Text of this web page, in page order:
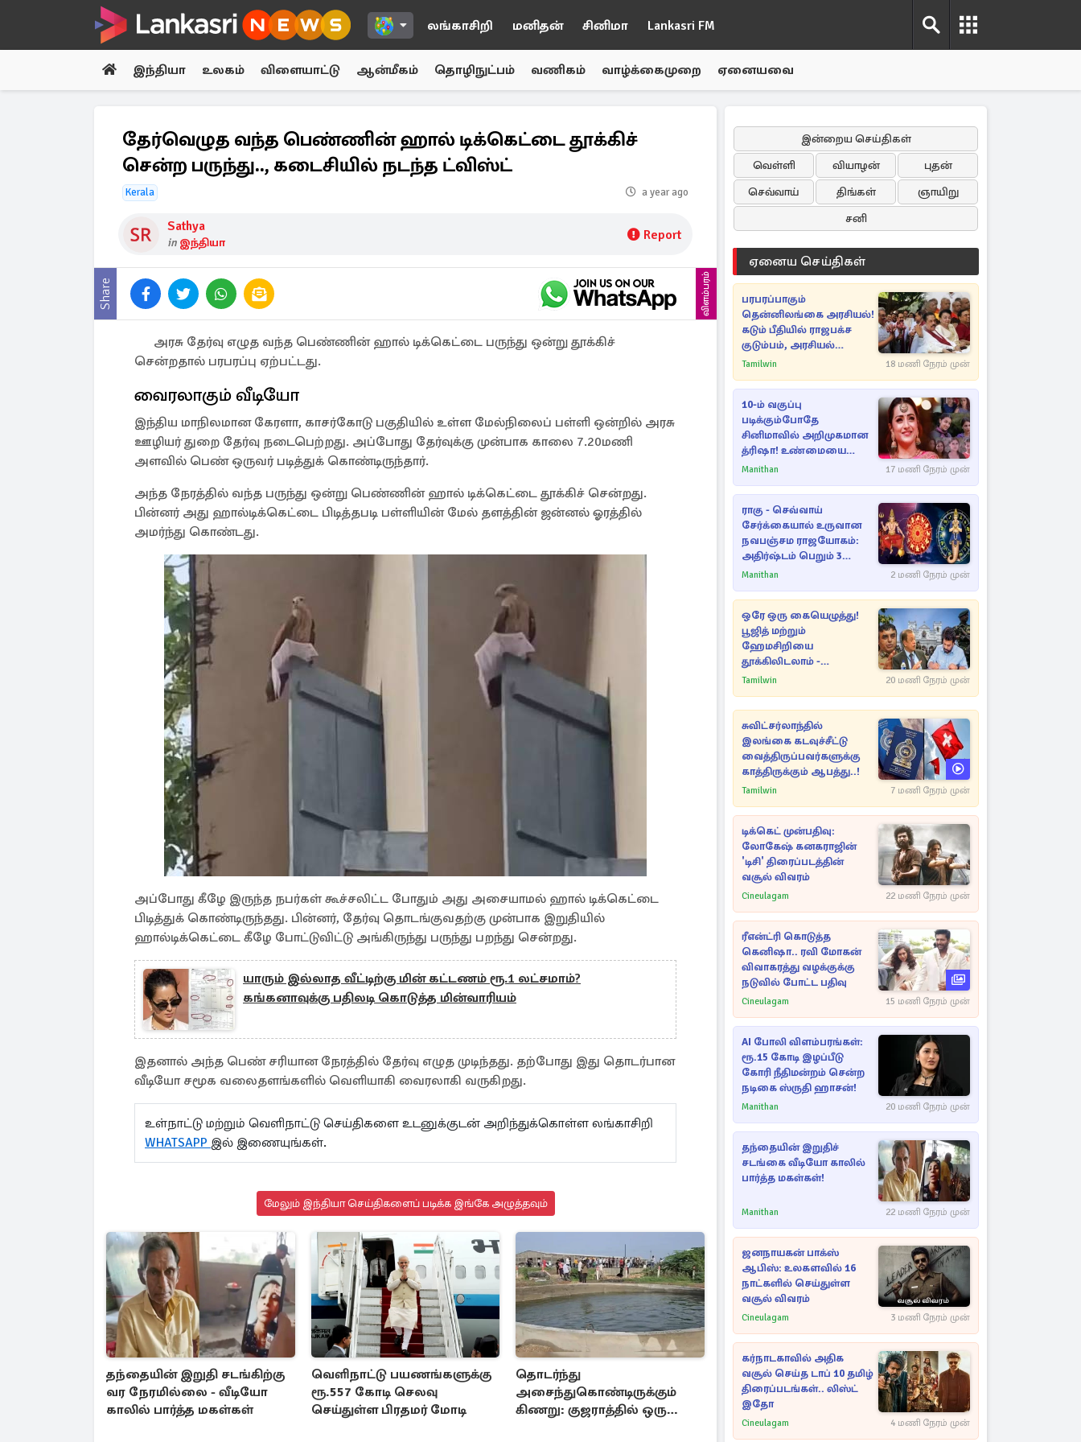
லங்காசிறி மனிதன் சினிமா Lankasri FM
இந்தியா உலகம் விளையாட்டு ஆன்மீகம் தொழிநுட்பம் வணிகம் வாழ்க்கைமுறை ஏனையவை
தேர்வெழுத வந்த பெண்ணின் ஹால் டிக்கெட்டை தூக்கிச்
சென்ற பருந்து.., கடைசியில் நடந்த ட்விஸ்ட்
Kerala a year ago
Sathya
in இந்தியா Report
Share விளம்பரம்
அரசு தேர்வு எழுத வந்த பெண்ணின் ஹால் டிக்கெட்டை பருந்து ஒன்று தூக்கிச்
சென்றதால் பரபரப்பு ஏற்பட்டது.
வைரலாகும் வீடியோ
இந்திய மாநிலமான கேரளா, காசர்கோடு பகுதியில் உள்ள மேல்நிலைப் பள்ளி ஒன்றில் அரசு
ஊழியர் துறை தேர்வு நடைபெற்றது. அப்போது தேர்வுக்கு முன்பாக காலை 7.20மணி
அளவில் பெண் ஒருவர் படித்துக் கொண்டிருந்தார்.
அந்த நேரத்தில் வந்த பருந்து ஒன்று பெண்ணின் ஹால் டிக்கெட்டை தூக்கிச் சென்றது.
பின்னர் அது ஹால்டிக்கெட்டை பிடித்தபடி பள்ளியின் மேல் தளத்தின் ஜன்னல் ஓரத்தில்
அமர்ந்து கொண்டது.
அப்போது கீழே இருந்த நபர்கள் கூச்சலிட்ட போதும் அது அசையாமல் ஹால் டிக்கெட்டை
பிடித்துக் கொண்டிருந்தது. பின்னர், தேர்வு தொடங்குவதற்கு முன்பாக இறுதியில்
ஹால்டிக்கெட்டை கீழே போட்டுவிட்டு அங்கிருந்து பருந்து பறந்து சென்றது.
யாரும் இல்லாத வீட்டிற்கு மின் கட்டணம் ரூ.1 லட்சமாம்?
கங்கனாவுக்கு பதிலடி கொடுத்த மின்வாரியம்
இதனால் அந்த பெண் சரியான நேரத்தில் தேர்வு எழுத முடிந்தது. தற்போது இது தொடர்பான
வீடியோ சமூக வலைதளங்களில் வெளியாகி வைரலாகி வருகிறது.
உள்நாட்டு மற்றும் வெளிநாட்டு செய்திகளை உடனுக்குடன் அறிந்துக்கொள்ள லங்காசிறி
WHATSAPP இல் இணையுங்கள்.
மேலும் இந்தியா செய்திகளைப் படிக்க இங்கே அழுத்தவும்
தந்தையின் இறுதி சடங்கிற்கு
வர நேரமில்லை - வீடியோ
காலில் பார்த்த மகள்கள்
வெளிநாட்டு பயணங்களுக்கு
ரூ.557 கோடி செலவு
செய்துள்ள பிரதமர் மோடி
தொடர்ந்து
அசைந்துகொண்டிருக்கும்
கிணறு: குஜராத்தில் ஒரு
இன்றைய செய்திகள்
வெள்ளி
வியாழன்
புதன்
செவ்வாய்
திங்கள்
ஞாயிறு
சனி
ஏனைய செய்திகள்
பரபரப்பாகும்
தென்னிலங்கை அரசியல்!
கடும் பீதியில் ராஜபக்ச
குடும்பம், அரசியல்
நட்புகள்
Tamilwin 18 மணி நேரம் முன்
10-ம் வகுப்பு
படிக்கும்போதே
சினிமாவில் அறிமுகமான
த்ரிஷா! உண்மையை
பகிர்ந்த இயக்குநர் பிரவீன்
Manithan 17 மணி நேரம் முன்
ராகு - செவ்வாய்
சேர்க்கையால் உருவான
நவபஞ்சம ராஜயோகம்:
அதிர்ஷ்டம் பெறும் 3
ராசிகள்!
Manithan 2 மணி நேரம் முன்
ஒரே ஒரு கையெழுத்து!
பூஜித் மற்றும்
ஹேமசிறியை
தூக்கிலிடலாம் -
அநுரவுக்குச் சென்ற
Tamilwin 20 மணி நேரம் முன்
சுவிட்சர்லாந்தில்
இலங்கை கடவுச்சீட்டு
வைத்திருப்பவர்களுக்கு
காத்திருக்கும் ஆபத்து..!
Tamilwin 7 மணி நேரம் முன்
டிக்கெட் முன்பதிவு:
லோகேஷ் கனகராஜின்
'டிசி' திரைப்படத்தின்
வசூல் விவரம்
Cineulagam 22 மணி நேரம் முன்
ரீஎன்ட்ரி கொடுத்த
கெனிஷா.. ரவி மோகன்
விவாகரத்து வழக்குக்கு
நடுவில் போட்ட பதிவு
Cineulagam 15 மணி நேரம் முன்
AI போலி விளம்பரங்கள்:
ரூ.15 கோடி இழப்பீடு
கோரி நீதிமன்றம் சென்ற
நடிகை ஸ்ருதி ஹாசன்!
Manithan 20 மணி நேரம் முன்
தந்தையின் இறுதிச்
சடங்கை வீடியோ காலில்
பார்த்த மகள்கள்!
Manithan 22 மணி நேரம் முன்
ஜனநாயகன் பாக்ஸ்
ஆபிஸ்: உலகளவில் 16
நாட்களில் செய்துள்ள
வசூல் விவரம்
Cineulagam 3 மணி நேரம் முன்
கர்நாடகாவில் அதிக
வசூல் செய்த டாப் 10 தமிழ்
திரைப்படங்கள்.. லிஸ்ட்
இதோ
Cineulagam 4 மணி நேரம் முன்